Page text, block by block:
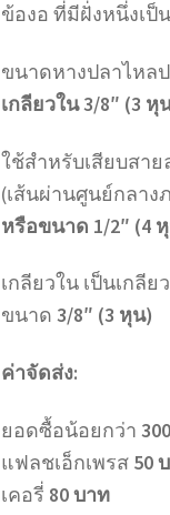
ข้องอ ที่มีฝั่งหนึ่งเป็
ขนาดหางปลาไหล
เกลียวใน 3/8″ (3 หุ
ใช้สำหรับเสียบสา
(เส้นผ่านศูนย์กลา
หรือขนาด 1/2″ (4
เกลียวใน เป็นเกลีย
ขนาด3/8″ (3 หุน)
ค่าจัดส่ง:
ยอดซื้อน้อยกว่า
แฟลชเอ็กเพรส 50
เคอรี่ 80 บาท